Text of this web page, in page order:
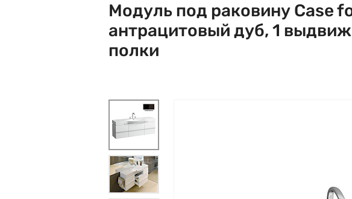
Модуль под раковину Case
антрацитовый дуб, 1
полки